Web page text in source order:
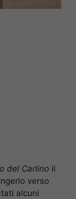
del Carlino il
verso
alcuni